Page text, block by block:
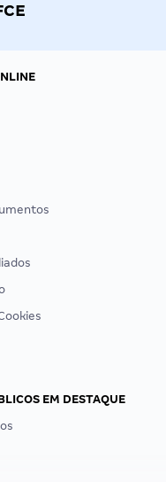
EM DESTAQUE